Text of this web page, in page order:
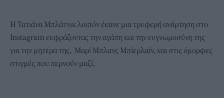
Η Τατιάνα Μπλάτνικ λοιπόν έκανε μια τρυφερή ανάρτηση στο
Instagram εκφράζοντας την αγάπη και την ευγνωμοσύνη της
για την μητέρα της, Μαρί Μπλανς Μπίερλαϊν, και στις όμορφες
στιγμές που περνούν μαζί.